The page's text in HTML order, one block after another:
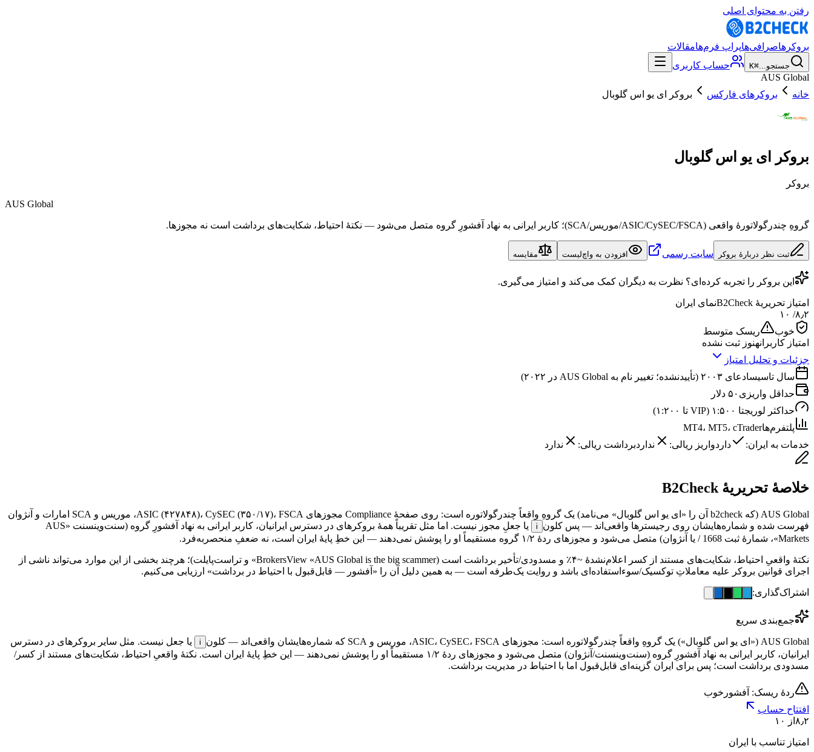
رفتن به محتوای اصلی
بروکرهاصرافی‌هاپراپ فرم‌هامقالات
جستجو...⌘K
حساب کاربری
AUS Global
خانه
بروکرهای فارکس بروکر ای یو اس گلوبال
بروکر ای یو اس گلوبال
بروکر
AUS Global
گروهِ چندرگولاتورهٔ واقعی (ASIC/CySEC/FSCA/موریس/SCA)؛ کاربر ایرانی به نهاد آفشورِ گروه متصل می‌شود — نکتهٔ احتیاط، شکایت‌های برداشت است نه مجوزها.
ثبت نظر دربارهٔ بروکر سایت رسمی افزودن به واچ‌لیست مقایسه
این بروکر را تجربه کرده‌ای؟ نظرت به دیگران کمک می‌کند و امتیاز می‌گیری.
امتیاز تحریریهٔ B2Check
نمای ایران
۸٫۲/ ۱۰
خوب
ریسک متوسط
امتیاز کاربرانهنوز ثبت نشده
جزئیات و تحلیل امتیاز
سال تاسیسادعای ۲۰۰۳ (تأییدنشده؛ تغییر نام به AUS Global در ۲۰۲۲)
حداقل واریزی ۵۰ دلار
حداکثر لوریجتا ۱:۵۰۰ (VIP تا ۱:۲۰۰)
پلتفرم‌هاMT4، MT5، cTrader
خدمات به ایران:
داردواریز ریالی: نداردبرداشت ریالی: ندارد
خلاصهٔ تحریریهٔ B2Check
AUS Global (که b2check آن را «ای یو اس گلوبال» می‌نامد) یک گروهِ واقعاً چندرگولاتوره است: روی صفحهٔ Compliance مجوزهای ASIC (۴۲۷۸۴۸)، CySEC (۳۵۰/۱۷)، FSCA، موریس و SCA امارات و آنژوان
فهرست شده و شماره‌هایشان روی رجیسترها واقعی‌اند — پس کلون i
یا جعلِ مجوز نیست. اما مثل تقریباً همهٔ بروکرهای در دسترس ایرانیان، کاربر ایرانی به نهاد آفشورِ گروه (سنت‌وینسنت «AUS
Markets»، شمارهٔ ثبت 1668 / یا آنژوان) متصل می‌شود و مجوزهای ردهٔ ۱/۲ گروه مستقیماً او را پوشش نمی‌دهند — این خطِ پایهٔ ایران است، نه ضعفِ منحصربه‌فرد.
نکتهٔ واقعیِ احتیاط، شکایت‌های مستند از کسر اعلام‌نشدهٔ ~۴٪ و مسدودی/تأخیر برداشت است (BrokersView «AUS Global is the big scammer» و تراست‌پایلت)؛ هرچند بخشی از این موارد می‌تواند ناشی از
اجرای قوانین بروکر علیه معاملاتِ توکسیک/سوءاستفاده‌ای باشد و روایت یک‌طرفه است — به همین دلیل آن را «آفشور — قابل‌قبول با احتیاط در برداشت» ارزیابی می‌کنیم.
اشتراک‌گذاری:
جمع‌بندی سریع
AUS Global («ای یو اس گلوبال») یک گروهِ واقعاً چندرگولاتوره است: مجوزهای ASIC، CySEC، FSCA، موریس و SCA که شماره‌هایشان واقعی‌اند — کلون i
یا جعل نیست. مثل سایر بروکرهای در دسترس
ایرانیان، کاربر ایرانی به نهاد آفشورِ گروه (سنت‌وینسنت/آنژوان) متصل می‌شود و مجوزهای ردهٔ ۱/۲ مستقیماً او را پوشش نمی‌دهند — این خطِ پایهٔ ایران است. نکتهٔ واقعیِ احتیاط، شکایت‌های مستند از کسر/
مسدودی برداشت است؛ پس برای ایران گزینه‌ای قابل‌قبول اما با احتیاط در مدیریت برداشت.
ردهٔ ریسک: آفشور خوب
افتتاح حساب
۸٫۲ از ۱۰
امتیاز تناسب با ایران